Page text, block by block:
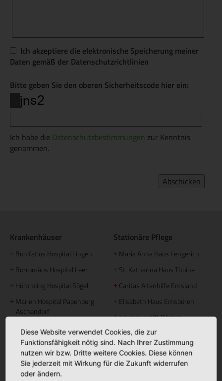
Ich akzeptiere die elektronische Speicherung meiner
Daten gemäß der Datenschutzrichtlinien
Bitte geben Sie den oberen Sicherheitscode hier ein:
Ich habe die Datenschutzbestimmungen zur Kenntnis
genommen.
Krankenhäuser
+ Bonifatius Hospital Lingen
+ Borromäus Hospital Leer
+ Hümmling Hospital Sögel
+ Marien Hospital Papenburg
Aschendorf
Facebook
Bonifatius Hospital Lingen
Borromäus Hospital Leer
Stationäre Pflege
+ Maria Anna Haus Lengerich
+ St. Katharina Haus Thuine
+ Caritas Altenhilfe Emsland
Elisabeth Haus Emsbüren
+Johannesstift Dörpen
+Johannesstift Papenburg
Matthias Haus Lohne
+Mutter Teresa Haus Lingen
Diese Website verwendet Cookies, die zur
Funktionsfähigkeit nötig sind. Nach Ihrer Zustimmung
nutzen wir bzw. Dritte weitere Cookies. Diese können
Sie jederzeit mit Wirkung für die Zukunft widerrufen
oder ändern.